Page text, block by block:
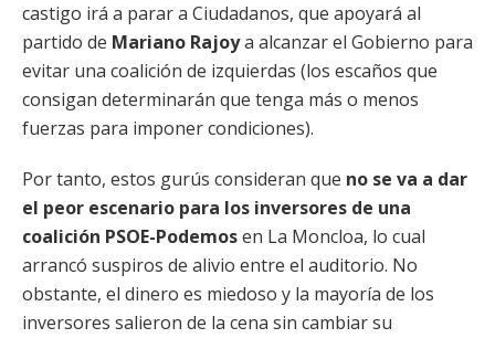
castigo irá a parar a Ciudadanos, que apoyará al
partido de Mariano Rajoya alcanzar el Gobierno para
evitar una coalición de izquierdas (los escaños que
consigan determinarán que tenga más o menos
fuerzas para imponer condiciones).
Por tanto, estos gurús consideran que no se va a dar
el peor escenario para los inversores de una
coalición PSOE-Podemosen La Moncloa, lo cual
arrancó suspiros de alivio entre el auditorio. No
obstante, el dinero es miedoso y la mayoría de los
inversores salieron de la cena sin cambiar su